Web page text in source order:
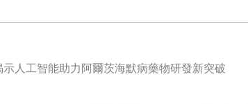
人工智能助力阿爾茨海默病藥物研發新突破